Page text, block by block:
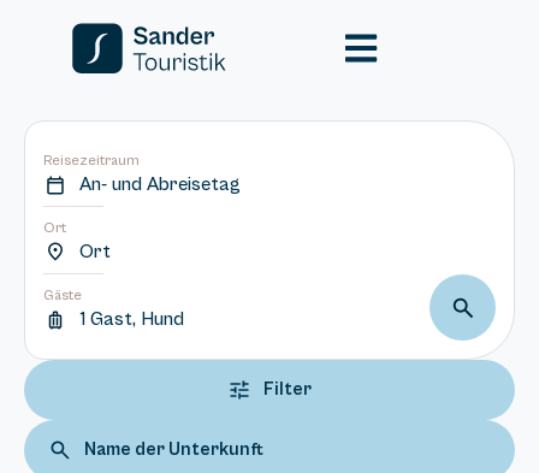
Reisezeitraum
An- und Abreisetag
Ort
Ort
Gäste
1 Gast, Hund
Filter
Name der Unterkunft